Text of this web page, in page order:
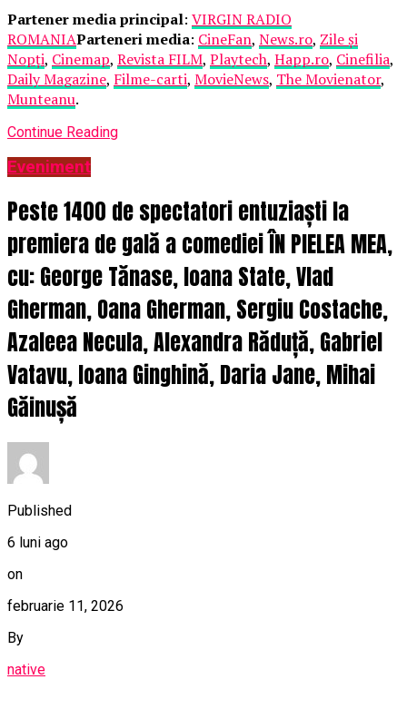
Partener media principal: VIRGIN RADIO
ROMANIAParteneri media: CineFan, News.ro, Zile și
Nopți, Cinemap, Revista FILM, Playtech, Happ.ro, Cinefilia,
Daily Magazine, Filme-carti, MovieNews, The Movienator,
Munteanu.
Continue Reading
Eveniment
Peste 1400 de spectatori entuziaști la
premiera de gală a comediei ÎN PIELEA MEA,
cu: George Tănase, Ioana State, Vlad
Gherman, Oana Gherman, Sergiu Costache,
Azaleea Necula, Alexandra Răduță, Gabriel
Vatavu, Ioana Ginghină, Daria Jane, Mihai
Găinușă
Published
6 luni ago
on
februarie 11, 2026
By
native